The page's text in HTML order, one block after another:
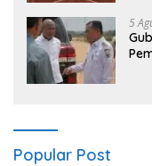
5
Popular Post